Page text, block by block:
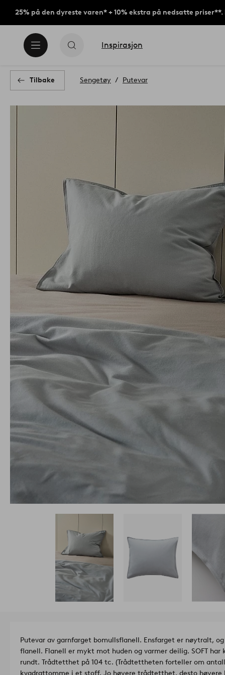
25% på den dyreste varen* + 10% ekstra på nedsatte priser**.
Inspirasjon
Tilbake Sengetøy Putevar
Putevar av garnfarget bomullsflanell. Ensfarget er nøytralt,
flanell. Flanell er mykt mot huden og varmer deilig. SOFT har
rundt. Trådtetthet på 104 tc. (Trådtettheten forteller om
kvadrattomme i et stoff. Jo høyere trådtetthet, desto høyere